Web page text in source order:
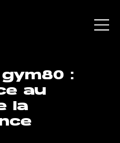
gym80 :
au
la